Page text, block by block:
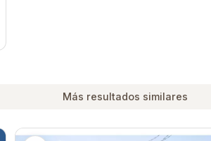
Más resultados similares